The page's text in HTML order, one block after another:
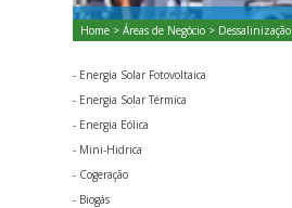
Home > Áreas de Negócio > Dessalinização
- Energia Solar Fotovoltaica
- Energia Solar Térmica
- Energia Eólica
- Mini-Hidrica
- Cogeração
- Biogás